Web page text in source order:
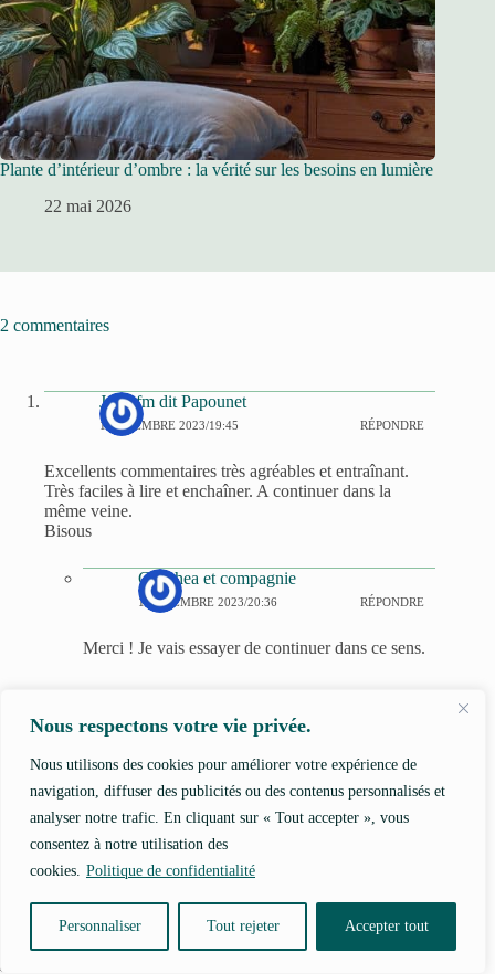
Nous respectons votre vie privée.
Nous utilisons des cookies pour améliorer votre expérience de
navigation, diffuser des publicités ou des contenus personnalisés et
analyser notre trafic. En cliquant sur « Tout accepter », vous
consentez à notre utilisation des
cookies. Politique de confidentialité
Personnaliser Tout rejeter Accepter tout
Plante d’intérieur d’ombre : la vérité sur les besoins en lumière
22 mai 2026
2 commentaires
Jude fm dit Papounet
1 DÉCEMBRE 2023/19:45 RÉPONDRE
Excellents commentaires très agréables et entraînant.
Très faciles à lire et enchaîner. A continuer dans la
même veine.
Bisous
Calathea et compagnie
1 DÉCEMBRE 2023/20:36 RÉPONDRE
Merci ! Je vais essayer de continuer dans ce sens.
Laisser un commentaire
Votre adresse e-mail ne sera pas publiée. Les champs obligatoires sont
indiqués avec*
Nom*
E-mail*